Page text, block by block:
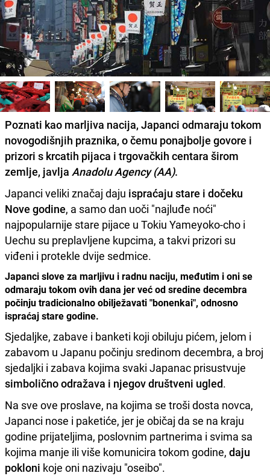
Poznati kao marljiva nacija, Japanci odmaraju tokom
novogodišnjih praznika, o čemu ponajbolje govore i
prizori s krcatih pijaca i trgovačkih centara širom
zemlje, javlja Anadolu Agency (AA).
Japanci veliki značaj daju ispraćaju stare i dočeku
Nove godine, a samo dan uoči "najluđe noći"
najpopularnije stare pijace u Tokiu Yameyoko-cho i
Uechu su preplavljene kupcima, a takvi prizori su
viđeni i protekle dvije sedmice.
Japanci slove za marljivu i radnu naciju, međutim i oni se
odmaraju tokom ovih dana jer već od sredine decembra
počinju tradicionalno obilježavati "bonenkai", odnosno
ispraćaj stare godine.
Sjedaljke, zabave i banketi koji obiluju pićem, jelom i
zabavom u Japanu počinju sredinom decembra, a broj
sjedaljki i zabava kojima svaki Japanac prisustvuje
simbolično odražava i njegov društveni ugled.
Na sve ove proslave, na kojima se troši dosta novca,
Japanci nose i paketiće, jer je običaj da se na kraju
godine prijateljima, poslovnim partnerima i svima sa
kojima manje ili više komunicira tokom godine, daju
pokloni koje oni nazivaju "oseibo".